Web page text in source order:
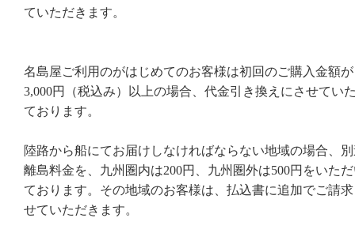
ていただきます。
名島屋ご利用のがはじめてのお客様は初回のご購入金額が
3,000円（税込み）以上の場合、代金引き換えにさせてい
ております。
陸路から船にてお届けしなければならない地域の場合、
離島料金を、九州圏内は200円、九州圏外は500円をいた
ております。その地域のお客様は、払込書に追加でご請
せていただきます。